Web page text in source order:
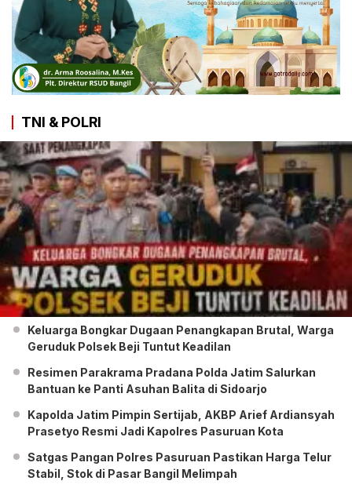
TNI & POLRI
Keluarga Bongkar Dugaan Penangkapan Brutal, Warga
Geruduk Polsek Beji Tuntut Keadilan
Resimen Parakrama Pradana Polda Jatim Salurkan
Bantuan ke Panti Asuhan Balita di Sidoarjo
Kapolda Jatim Pimpin Sertijab, AKBP Arief Ardiansyah
Prasetyo Resmi Jadi Kapolres Pasuruan Kota
Satgas Pangan Polres Pasuruan Pastikan Harga Telur
Stabil, Stok di Pasar Bangil Melimpah